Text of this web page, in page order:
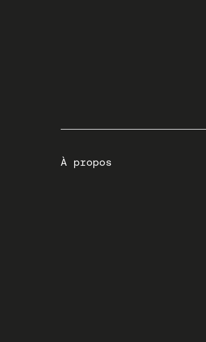
À propos